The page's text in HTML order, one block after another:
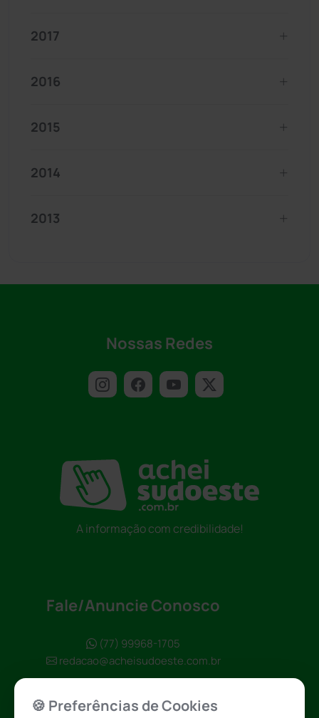
2017
2016
2015
2014
2013
Nossas Redes
A informação com credibilidade!
Fale/Anuncie Conosco
(77) 99968-1705
redacao@acheisudoeste.com.br
🍪 Preferências de Cookies